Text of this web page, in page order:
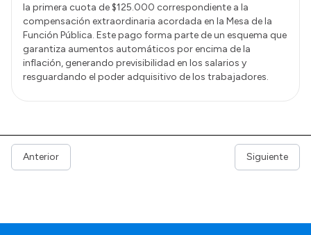
la primera cuota de $125.000 correspondiente a la
compensación extraordinaria acordada en la Mesa de la
Función Pública. Este pago forma parte de un esquema que
garantiza aumentos automáticos por encima de la
inflación, generando previsibilidad en los salarios y
resguardando el poder adquisitivo de los trabajadores.
Anterior Siguiente